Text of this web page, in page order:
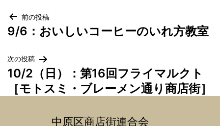
投
稿
ビ
ゲ
ー
前の投稿
9/6：おいしいコーヒーのいれ方教室
次の投稿
10/2（日）：第16回フライマルクト
［モトスミ・ブレーメン通り商店街］
中原区商店街連合会